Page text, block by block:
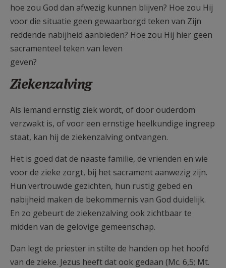
hoe zou God dan afwezig kunnen blijven? Hoe zou Hij
voor die situatie geen gewaarborgd teken van Zijn
reddende nabijheid aanbieden? Hoe zou Hij hier geen
sacramenteel teken van leven
Ziekenzalving
Als iemand ernstig ziek wordt, of door ouderdom
verzwakt is, of voor een ernstige heelkundige ingreep
staat, kan hij de ziekenzalving ontvangen.
Het is goed dat de naaste familie, de vrienden en wie
voor de zieke zorgt, bij het sacrament aanwezig zijn.
Hun vertrouwde gezichten, hun rustig gebed en
nabijheid maken de bekommernis van God duidelijk.
En zo gebeurt de ziekenzalving ook zichtbaar te
midden van de gelovige gemeenschap.
Dan legt de priester in stilte de handen op het hoofd
van de zieke. Jezus heeft dat ook gedaan (Mc. 6,5; Mt.